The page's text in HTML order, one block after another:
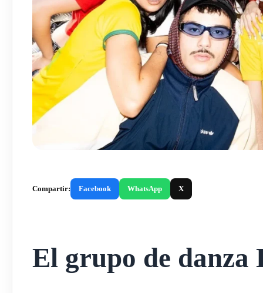
Compartir: Facebook WhatsApp X
El grupo de danza